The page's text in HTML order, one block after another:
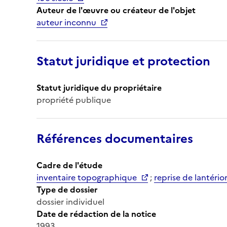
Auteur de l'œuvre ou créateur de l'objet
auteur inconnu
Statut juridique et protection
Statut juridique du propriétaire
propriété publique
Références documentaires
Cadre de l'étude
inventaire topographique
; reprise de
Type de dossier
dossier individuel
Date de rédaction de la notice